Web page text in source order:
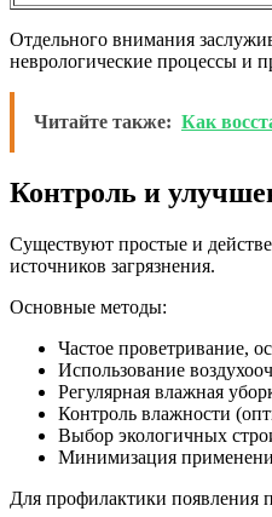
Отдельного внимания
неврологические процессы и
Читайте также: Как
Контроль и
Существуют простые и
источников загрязнения.
Основные методы:
Частое проветривание,
Использование
Регулярная влажная
Контроль влажности
Выбор экологичных
Минимизация
Для профилактики появления